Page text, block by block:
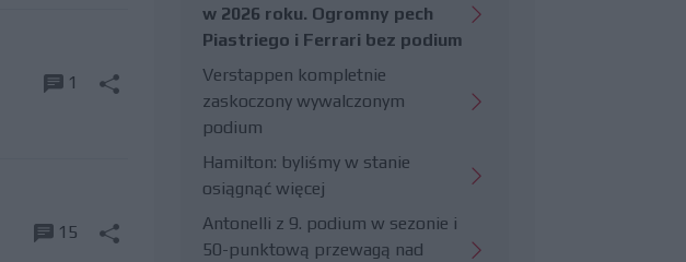
1
15
w 2026 roku. Ogromny pech
Piastriego i Ferrari bez podium
Verstappen kompletnie
zaskoczony wywalczonym
podium
Hamilton: byliśmy w stanie
osiągnąć więcej
Antonelli z 9. podium w sezonie i
50-punktową przewagą nad